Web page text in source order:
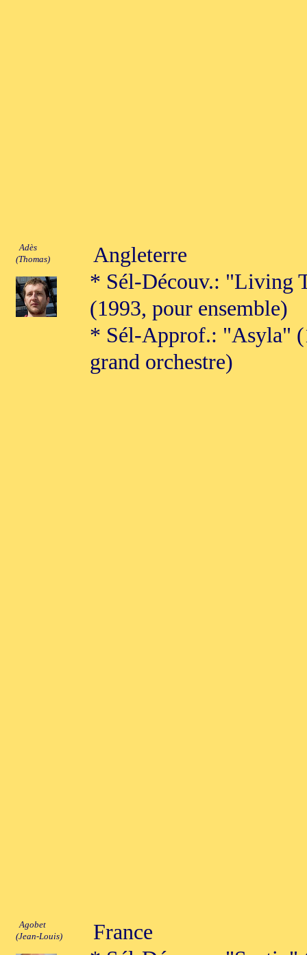
Adès
(Thomas)
Angleterre
* Sél-Découv.: "Living
(1993, pour ensemble)
* Sél-Approf.: "Asyla"
grand orchestre)
Agobet
(Jean-Louis)
France